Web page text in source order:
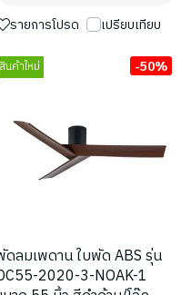
รายการโปรด เปรียบเทียบ
สินค้าใหม่ -50%
ดลมเพดาน ใบพัด ABS รุ่น
2020-3-NOAK-1